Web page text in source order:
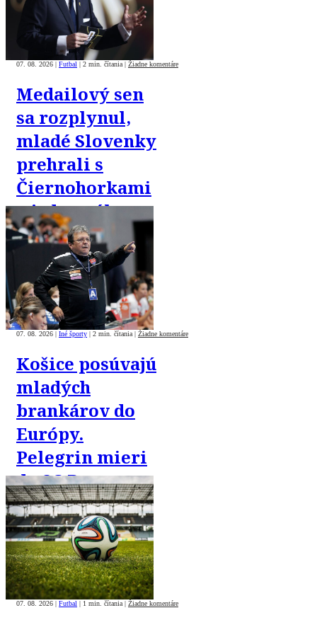
07. 08. 2026 | Futbal | 2 min. čítania | Žiadne komentáre
Medailový sen
sa rozplynul,
mladé Slovenky
prehrali s
Čiernohorkami
o jeden gól
07. 08. 2026 | Iné športy | 2 min. čítania | Žiadne komentáre
Košice posúvajú
mladých
brankárov do
Európy.
Pelegrin mieri
do SC Braga
07. 08. 2026 | Futbal | 1 min. čítania | Žiadne komentáre